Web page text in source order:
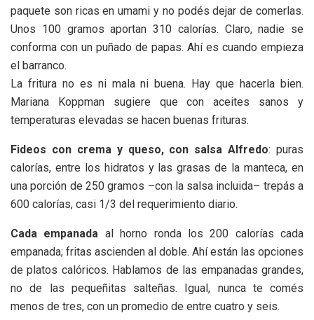
paquete son ricas en umami y no podés dejar de comerlas.
Unos 100 gramos aportan 310 calorías. Claro, nadie se
conforma con un puñado de papas. Ahí es cuando empieza
el barranco.
La fritura no es ni mala ni buena. Hay que hacerla bien.
Mariana Koppman sugiere que con aceites sanos y
temperaturas elevadas se hacen buenas frituras.
Fideos con crema y queso, con salsa Alfredo: puras
calorías, entre los hidratos y las grasas de la manteca, en
una porción de 250 gramos –con la salsa incluida– trepás a
600 calorías, casi 1/3 del requerimiento diario.
Cada empanada al horno ronda los 200 calorías cada
empanada; fritas ascienden al doble. Ahí están las opciones
de platos calóricos. Hablamos de las empanadas grandes,
no de las pequeñitas salteñas. Igual, nunca te comés
menos de tres, con un promedio de entre cuatro y seis.